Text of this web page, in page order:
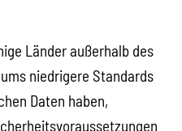
Länder außerhalb des
niedrigere Standards
Daten haben,